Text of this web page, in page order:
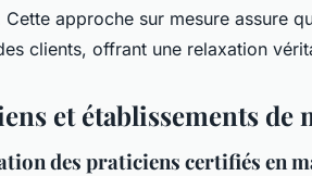
approche sur mesure assure
clients, offrant une relaxation
et établissements de
des praticiens certifiés en